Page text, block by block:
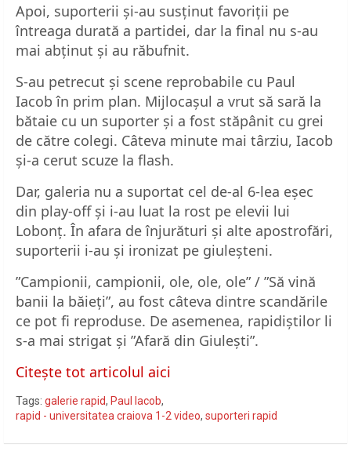
Apoi, suporterii și-au susținut favoriții pe
întreaga durată a partidei, dar la final nu s-au
mai abținut și au răbufnit.
S-au petrecut și scene reprobabile cu Paul
Iacob în prim plan. Mijlocașul a vrut să sară la
bătaie cu un suporter și a fost stăpânit cu grei
de către colegi. Câteva minute mai târziu, Iacob
și-a cerut scuze la flash.
Dar, galeria nu a suportat cel de-al 6-lea eșec
din play-off și i-au luat la rost pe elevii lui
Lobonț. În afara de înjurături și alte apostrofări,
suporterii i-au și ironizat pe giuleșteni.
”Campionii, campionii, ole, ole, ole” / ”Să vină
banii la băieți”, au fost câteva dintre scandările
ce pot fi reproduse. De asemenea, rapidiștilor li
s-a mai strigat și ”Afară din Giulești”.
Citește tot articolul aici
Tags: galerie rapid, Paul Iacob,
rapid - universitatea craiova 1-2 video, suporteri rapid